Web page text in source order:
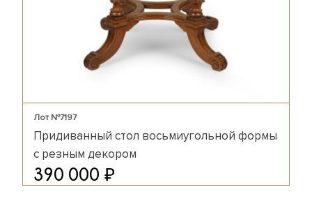
Лот №7197
Придиванный стол восьмиугольной формы
с резным декором
390 000 ₽